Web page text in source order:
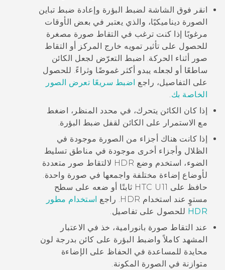
انقر فوق الشاشة لضبط البؤرة وإعادة ضبط تباين
الصورة ديناميكيًا، والذي يعتبر في بعض الأوقات
مرغوبًا إذا كنت ترغب في التقاط صورة مصغرة
للحصول على تأثير تمويه خارج المركز أو التقاط
صور أثناء الحركة. اضبط التعرّض لجعل الكائن
ساطعًا أو لجعله يبدو أكثر غموضًا وثراءً. للحصول
على التفاصيل، راجع اضبط سريعًا تعرض الصور
الخاصة بك
إذا كان الكائن يتحرك، في محدد المنظر، اضغط
مع الاستمرار على الكائن لقفل ضبط البؤرة.
إذا كانت هناك أجزاء من الصورة موجودة في
الظلال وأجزاء أخرى موجودة في مناطق تسليط
الضوء، استخدم وضع HDR لالتقاط صور متعددة
لأوضاع إضاءة مختلفة واجمعها في صورة واحدة.
حافظ على HTC U11 ثابتًا أو ضعه على سطح
مستوٍ عند استخدام HDR. راجع
استخدام مطور
HDR للحصول على تفاصيل.
عند التقاط صورة بانورامية، خذ في الاعتبار
المشهد كاملاً واضبط البؤرة على كائن بدرجة لون
محايدة للمساعدة في الحفاظ على الإضاءة
متوازنة في الصورة المكونة.